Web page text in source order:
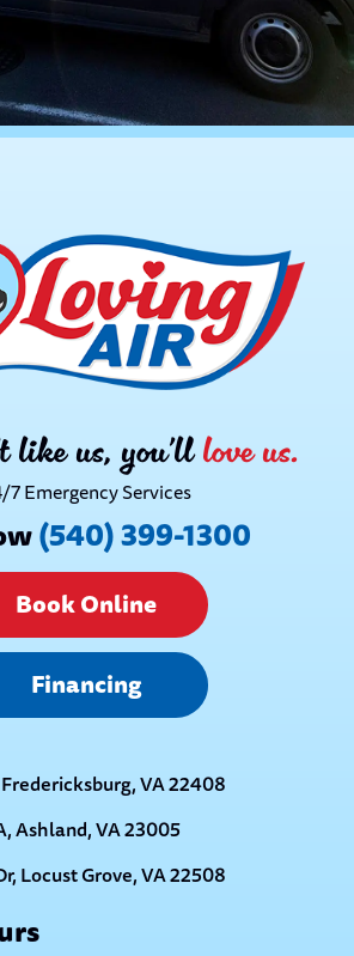
like us, you’lllove us.
7 Emergency Services
(540) 399-1300
Book Online
Financing
VA 22408
Ashland, VA 23005
Locust Grove, VA 22508